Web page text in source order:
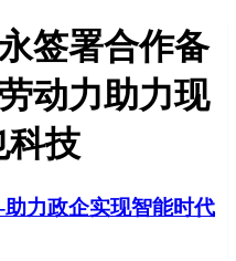
签署合作备
动力助力现
科技